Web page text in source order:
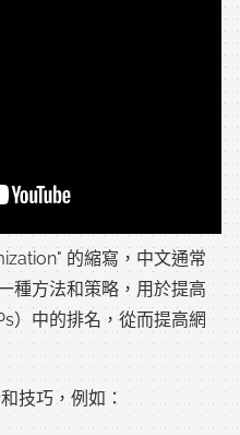
的縮寫，中文通常
種方法和策略，用於提高
）中的排名，從而提高網
技巧，例如：